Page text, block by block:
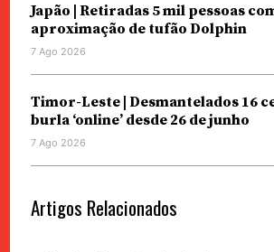
Japão | Retiradas 5 mil pessoas
aproximação de tufão Dolphin
7 Ago 2026
Timor-Leste | Desmantelados 16
burla ‘online’ desde 26 de junho
7 Ago 2026
Artigos Relacionados